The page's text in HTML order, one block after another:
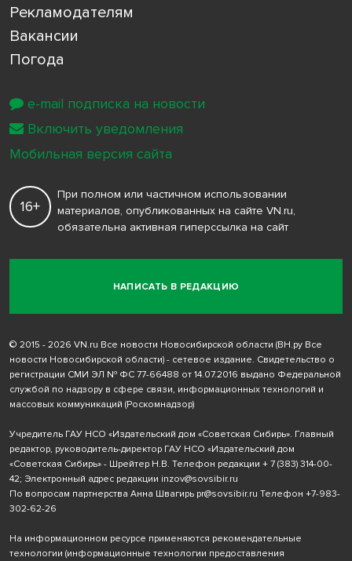
Рекламодателям
Вакансии
Погода
НАПИСАТЬ В РЕДАКЦИЮ
16+
При полном или частичном использовании
материалов, опубликованных на сайте VN.ru,
обязательна активная гиперссылка на сайт
© 2015 - 2026 VN.ru Все новости Новосибирской области (ВН.ру Все
новости Новосибирской области) - сетевое издание. Свидетельство о
регистрации СМИ ЭЛ № ФС 77-66488 от 14.07.2016 выдано Федеральной
службой по надзору в сфере связи, информационных технологий и
массовых коммуникаций (Роскомнадзор)
Учредитель ГАУ НСО «Издательский дом «Советская Сибирь». Главный
редактор, руководитель-директор ГАУ НСО «Издательский дом
«Советская Сибирь» - Шрейтер Н.В. Телефон редакции + 7 (383) 314-00-
42; Электронный адрес редакции inzov@sovsibir.ru
По вопросам партнерства Анна Швагирь pr@sovsibir.ru Телефон +7-983-
302-62-26
На информационном ресурсе применяются рекомендательные
технологии (информационные технологии предоставления
e-mail подписка на новости
Включить уведомления
Мобильная версия сайта